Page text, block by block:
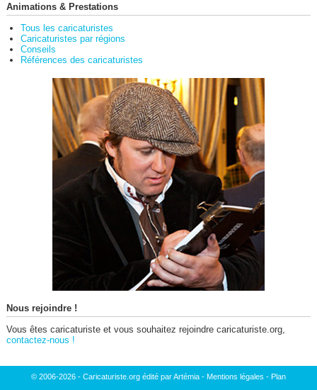
Animations & Prestations
Tous les caricaturistes
Caricaturistes par régions
Conseils
Références des caricaturistes
Nous rejoindre !
Vous êtes caricaturiste et vous souhaitez rejoindre caricaturiste.org,
contactez-nous !
© 2006-2026 - Caricaturiste.org édité par Artémia - Mentions légales - Plan